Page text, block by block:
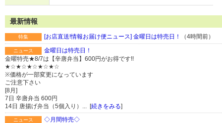
最新情報
特集 [お店直送!情報お届け便ニュース] 金曜日は特売日！ （4時間前）
ニュース
金曜日は特売日！
金曜特売★8/7は【辛唐弁当】600円がお得です!!
★☆★☆★☆★☆★☆
※価格が一部変更になっています
ご注意下さい
[8月]
7日 辛唐弁当 600円
14日 唐揚げ弁当（5個入り）... [続きをみる]
ニュース
◇月間特売◇